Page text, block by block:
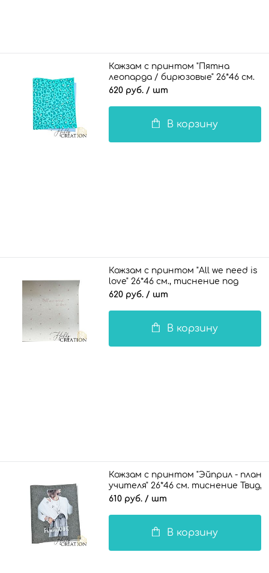
Кожзам с принтом "Пятна
леопарда / бирюзовые" 26*46 см.
тиснение жатая кожа,
620 руб. / шт
В корзину
Кожзам с принтом "All we need is
love" 26*46 см., тиснение под
кожу, белый
620 руб. / шт
В корзину
Кожзам с принтом "Эйприл -
учителя" 26*46 см. тиснение Твид,
610 руб. / шт
В корзину